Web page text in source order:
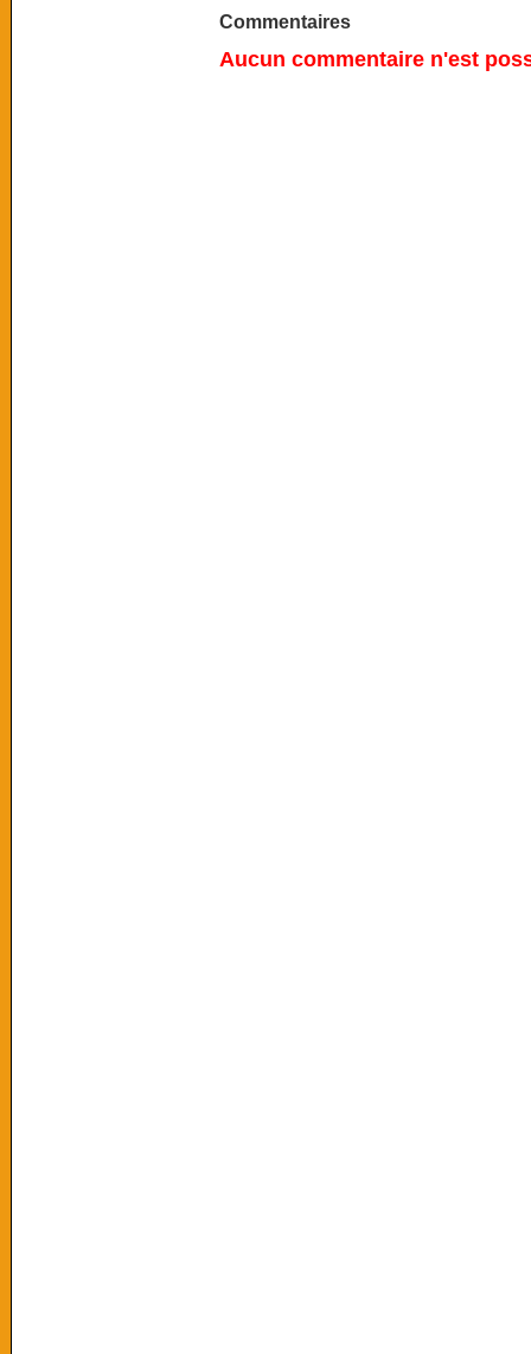
Commentaires
Aucun commentaire n'est